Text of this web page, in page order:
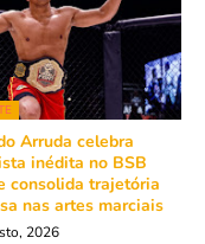
Arruda celebra
inédita no BSB
consolida trajetória
nas artes marciais
2026